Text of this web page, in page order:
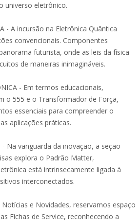
universo eletrônico.
- A incursão na Eletrônica Quântica
convencionais. Componentes
futurista, onde as leis da física
de maneiras inimagináveis.
- Em termos educacionais,
o 555 e o Transformador de Força,
essenciais para compreender o
aplicações práticas.
- Na vanguarda da inovação, a seção
explora o Padrão Matter,
está intrinsecamente ligada à
interconectados.
Notícias e Novidades, reservamos espaço
Fichas de Service, reconhecendo a